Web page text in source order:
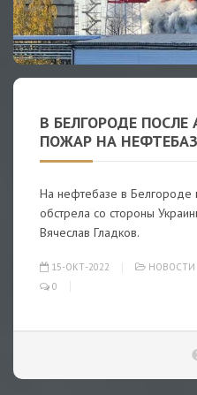
В БЕЛГОРОДЕ ПОСЛЕ
ПОЖАР НА
На нефтебазе в Белгороде
обстрела со стороны
Вячеслав Гладков.
15-ОКТ-2022 НОВОСТИ
0